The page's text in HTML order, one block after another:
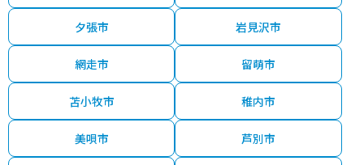
夕張市 岩見沢市
網走市 留萌市
苫小牧市 稚内市
美唄市 芦別市